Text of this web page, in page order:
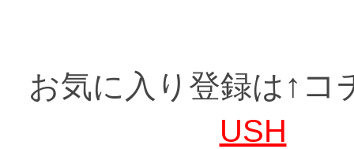
お気に入り登録は ↑コ
USH